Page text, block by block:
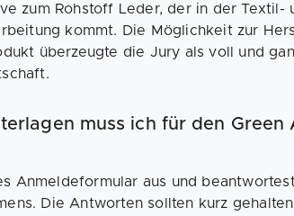
zum Rohstoff Leder, der in der Textil-
kommt. Die Möglichkeit zur
überzeugte die Jury als voll und
muss ich für den Green
Anmeldeformular aus und
Die Antworten sollten kurz